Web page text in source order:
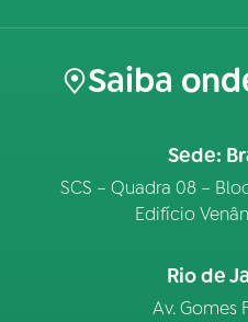
Saiba
Sede:
SCS – Quadra 08 –
Edifício
Rio de
Av. Gomes